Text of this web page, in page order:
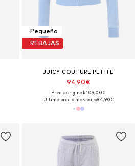
Pequeño
REBAJAS
JUICY COUTURE PETITE
94,90€
Precio original: 109,00€
Último precio más bajo:84,90€